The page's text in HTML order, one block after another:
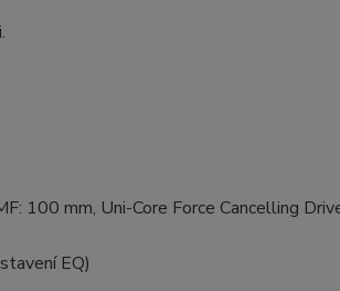
100 mm, Uni-Core Force Cancelling
EQ)